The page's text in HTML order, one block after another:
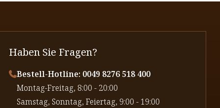
Haben Sie Fragen?
Bestell-Hotline: 0049 8276 518 400
⁠Montag-Freitag, 8:00 - 20:00
⁠Samstag, Sonntag, Feiertag, 9:00 - 19:00